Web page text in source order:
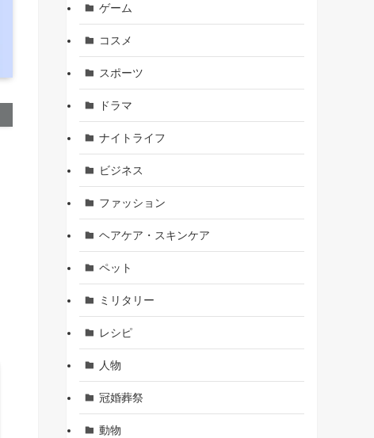
ゲーム
コスメ
スポーツ
ドラマ
ナイトライフ
ビジネス
ファッション
ヘアケア・スキンケア
ペット
ミリタリー
レシピ
人物
冠婚葬祭
動物